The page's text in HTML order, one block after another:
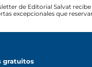
de Editorial Salvat
excepcionales que
gratuitos